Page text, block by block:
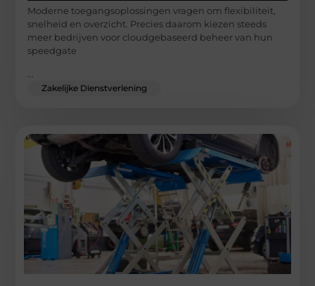
Moderne toegangsoplossingen vragen om flexibiliteit,
snelheid en overzicht. Precies daarom kiezen steeds
meer bedrijven voor cloudgebaseerd beheer van hun
speedgate
Zakelijke Dienstverlening